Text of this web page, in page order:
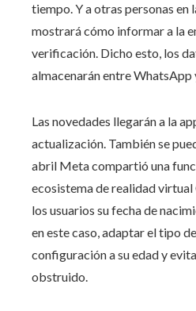
tiempo. Y a otras personas en
mostrará cómo informar a la
verificación. Dicho esto, los
almacenarán entre WhatsApp
Las novedades llegarán a la
actualización. También se
abril Meta compartió una
ecosistema de realidad
los usuarios su fecha de
en este caso, adaptar el tipo
configuración a su edad y
obstruido.